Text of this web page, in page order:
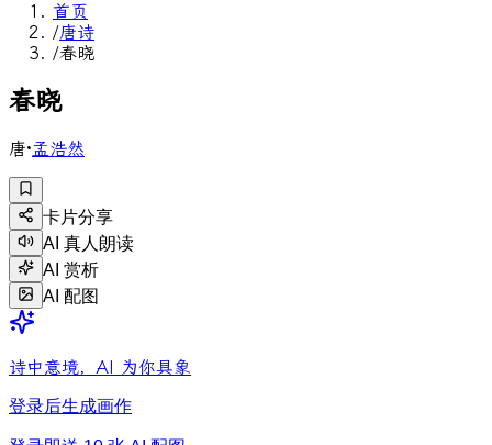
首页
/唐诗
/春晓
春晓
唐·孟浩然
卡片分享
AI 真人朗读
AI 赏析
AI 配图
诗中意境，AI 为你具象
登录后生成画作